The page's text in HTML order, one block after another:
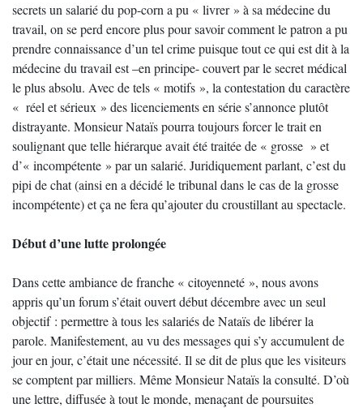
secrets un salarié du pop-corn a pu « livrer » à sa médecine du
travail, on se perd encore plus pour savoir comment le patron a pu
prendre connaissance d’un tel crime puisque tout ce qui est dit à la
médecine du travail est –en principe- couvert par le secret médical
le plus absolu. Avec de tels « motifs », la contestation du caractère
« réel et sérieux » des licenciements en série s’annonce plutôt
distrayante. Monsieur Nataïs pourra toujours forcer le trait en
soulignant que telle hiérarque avait été traitée de « grosse » et
d’« incompétente » par un salarié. Juridiquement parlant, c’est du
pipi de chat (ainsi en a décidé le tribunal dans le cas de la grosse
incompétente) et ça ne fera qu’ajouter du croustillant au spectacle.
Début d’une lutte prolongée
Dans cette ambiance de franche « citoyenneté », nous avons
appris qu’un forum s’était ouvert début décembre avec un seul
objectif : permettre à tous les salariés de Nataïs de libérer la
parole. Manifestement, au vu des messages qui s’y accumulent de
jour en jour, c’était une nécessité. Il se dit de plus que les visiteurs
se comptent par milliers. Même Monsieur Nataïs la consulté. D’où
une lettre, diffusée à tout le monde, menaçant de poursuites